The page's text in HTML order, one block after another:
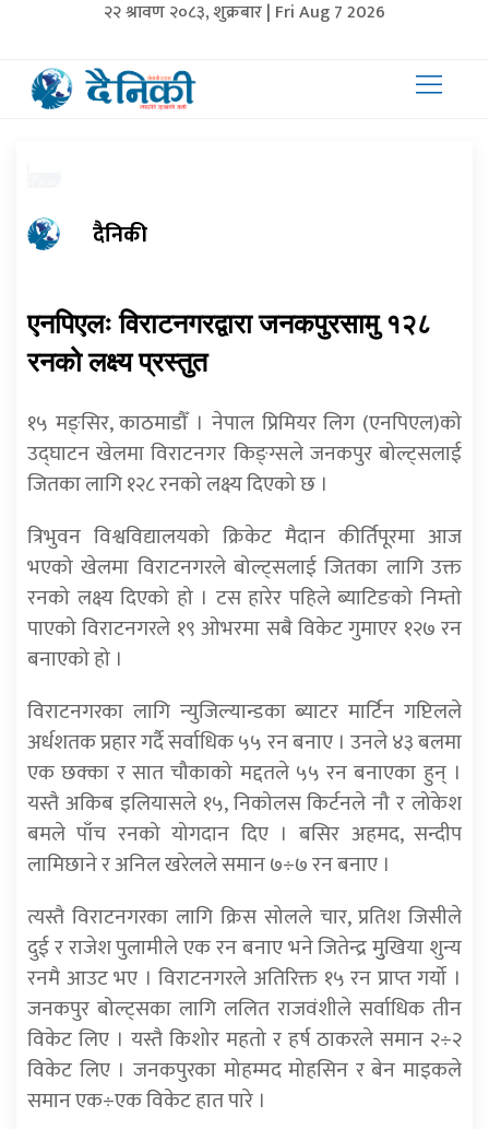
२२ श्रावण २०८३, शुक्रबार | Fri Aug 7 2026
दैनिकी
एनपिएलः विराटनगरद्वारा जनकपुरसामु १२८
रनको लक्ष्य प्रस्तुत
१५ मङ्सिर, काठमाडौँ । नेपाल प्रिमियर लिग (एनपिएल)को
उद्घाटन खेलमा विराटनगर किङ्ग्सले जनकपुर बोल्ट्सलाई
जितका लागि १२८ रनको लक्ष्य दिएको छ ।
त्रिभुवन विश्वविद्यालयको क्रिकेट मैदान कीर्तिपूरमा आज
भएको खेलमा विराटनगरले बोल्ट्सलाई जितका लागि उक्त
रनको लक्ष्य दिएको हो । टस हारेर पहिले ब्याटिङको निम्तो
पाएको विराटनगरले १९ ओभरमा सबै विकेट गुमाएर १२७ रन
बनाएको हो ।
विराटनगरका लागि न्युजिल्यान्डका ब्याटर मार्टिन गप्टिलले
अर्धशतक प्रहार गर्दै सर्वाधिक ५५ रन बनाए । उनले ४३ बलमा
एक छक्का र सात चौकाको मद्दतले ५५ रन बनाएका हुन् ।
यस्तै अकिब इलियासले १५, निकोलस किर्टनले नौ र लोकेश
बमले पाँच रनको योगदान दिए । बसिर अहमद, सन्दीप
लामिछाने र अनिल खरेलले समान ७÷७ रन बनाए ।
त्यस्तै विराटनगरका लागि क्रिस सोलले चार, प्रतिश जिसीले
दुई र राजेश पुलामीले एक रन बनाए भने जितेन्द्र मुुखिया शुन्य
रनमै आउट भए । विराटनगरले अतिरिक्त १५ रन प्राप्त गर्यो ।
जनकपुर बोल्ट्सका लागि ललित राजवंशीले सर्वाधिक तीन
विकेट लिए । यस्तै किशोर महतो र हर्ष ठाकरले समान २÷२
विकेट लिए । जनकपुरका मोहम्मद मोहसिन र बेन माइकले
समान एक÷एक विकेट हात पारे ।